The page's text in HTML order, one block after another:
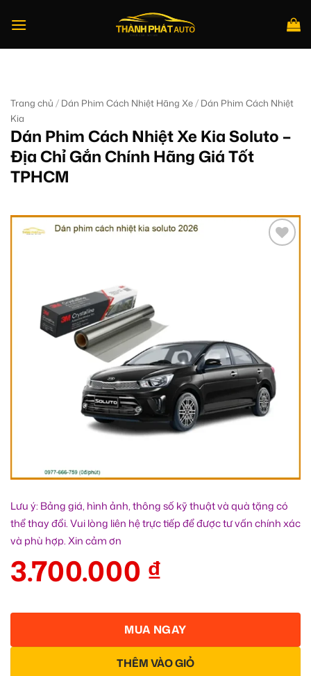
qua
Trang chủ / Dán Phim Cách Nhiệt Hãng Xe/ Dán Phim Cách Nhiệt
Kia
Dán Phim Cách Nhiệt Xe Kia Soluto –
Địa Chỉ Gắn Chính Hãng Giá Tốt
TPHCM
Lưu ý: Bảng giá, hình ảnh, thông số kỹ thuật và quà tặng có
thể thay đổi. Vui lòng liên hệ trực tiếp để được tư vấn chính xác
và phù hợp. Xin cảm ơn
3.700.000 ₫
THÊM VÀO GIỎ
MUA NGAY